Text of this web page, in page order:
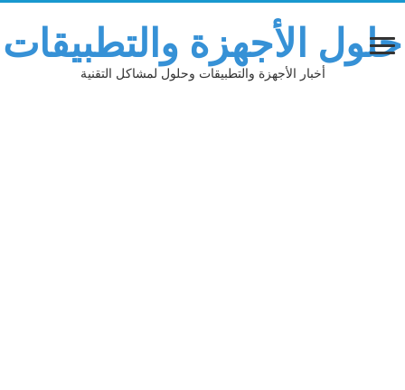
الأجهزة والتطبيقات
أخبار الأجهزة والتطبيقات وحلول لمشاكل التقنية